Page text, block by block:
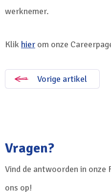
werknemer.
Klik hier om onze
Vorige artikel
Vragen?
Vind de antwoorden in onze
ons op!